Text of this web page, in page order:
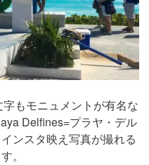
もモニュメントが有名な
Delfines=プラヤ・デル
ンスタ映え写真が撮れる
。